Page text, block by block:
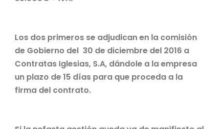
Los dos primeros se adjudican en la comisión
de Gobierno del 30 de diciembre del 2016 a
Contratas Iglesias, S.A, dándole a la empresa
un plazo de 15 días para que proceda a la
firma del contrato.